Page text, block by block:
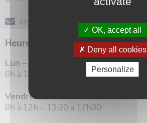
Email:
info@mairie-genlis.fr
Heures de permanence
Lun – Mar – Mer – Jeu :
8h à 12h – 13:30 à 17h30
Vendredi :
8h à 12h – 13:30 à 17h00
OK, accept all
Deny all cookies
Personalize